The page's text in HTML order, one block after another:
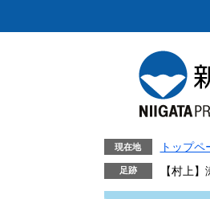
現在地 トップペ
【村上